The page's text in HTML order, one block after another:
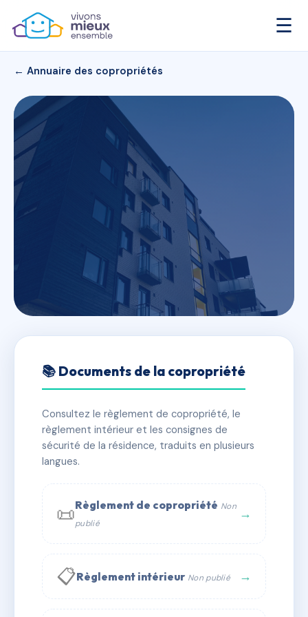
☰
← Annuaire des copropriétés
163 RUE FRANCOIS
MITTERAND
📍 163 r du president francois mitterrand 91160
Longjumeau
✓ Immatriculée
📞 Contacter Syndic Digital 💬 WhatsApp
✉ Email
📚 Documents de la copropriété
Consultez le règlement de copropriété, le
règlement intérieur et les consignes de
sécurité de la résidence, traduits en plusieurs
langues.
📜Règlement de copropriété Non
publié
→
📋Règlement intérieur Non publié →